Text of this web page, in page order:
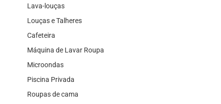
Lava-louças
Louças e Talheres
Cafeteira
Máquina de Lavar Roupa
Microondas
Piscina Privada
Roupas de cama